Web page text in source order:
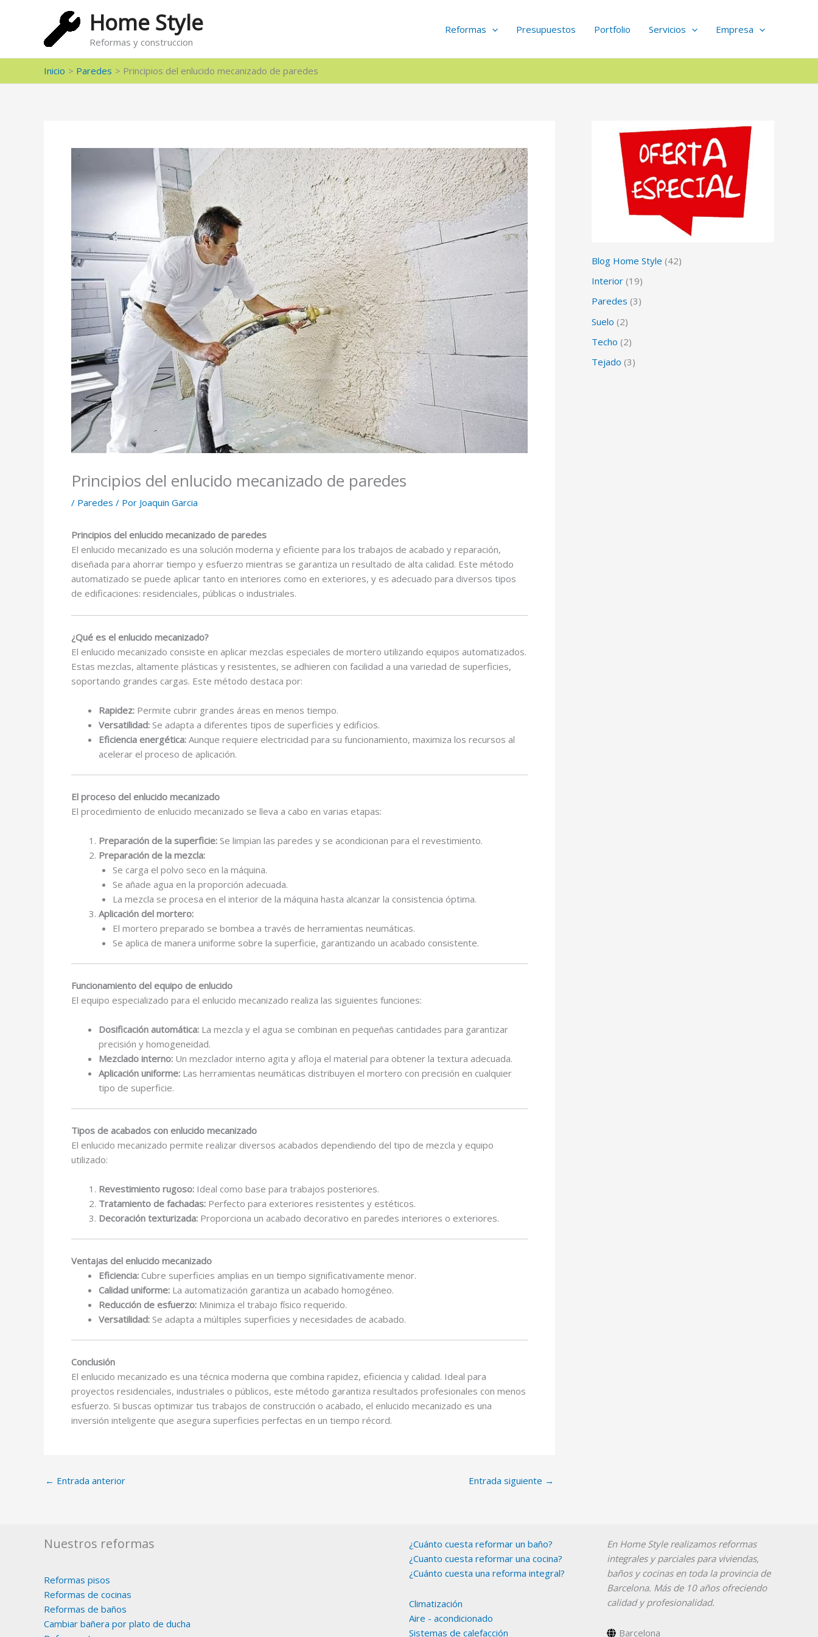
Home Style
Reformas y construccion
Reformas Presupuestos Portfolio Servicios Empresa
Inicio Paredes Principios del enlucido mecanizado de paredes
Principios del enlucido mecanizado de paredes
/ Paredes / Por Joaquin Garcia
Principios del enlucido mecanizado de paredes
El enlucido mecanizado es una solución moderna y eficiente para los trabajos de acabado y reparación,
diseñada para ahorrar tiempo y esfuerzo mientras se garantiza un resultado de alta calidad. Este método
automatizado se puede aplicar tanto en interiores como en exteriores, y es adecuado para diversos tipos
de edificaciones: residenciales, públicas o industriales.
¿Qué es el enlucido mecanizado?
El enlucido mecanizado consiste en aplicar mezclas especiales de mortero utilizando equipos automatizados.
Estas mezclas, altamente plásticas y resistentes, se adhieren con facilidad a una variedad de superficies,
soportando grandes cargas. Este método destaca por:
Rapidez: Permite cubrir grandes áreas en menos tiempo.
Versatilidad: Se adapta a diferentes tipos de superficies y edificios.
Eficiencia energética: Aunque requiere electricidad para su funcionamiento, maximiza los recursos al
acelerar el proceso de aplicación.
El proceso del enlucido mecanizado
El procedimiento de enlucido mecanizado se lleva a cabo en varias etapas:
Preparación de la superficie: Se limpian las paredes y se acondicionan para el revestimiento.
Preparación de la mezcla:
Se carga el polvo seco en la máquina.
Se añade agua en la proporción adecuada.
La mezcla se procesa en el interior de la máquina hasta alcanzar la consistencia óptima.
Aplicación del mortero:
El mortero preparado se bombea a través de herramientas neumáticas.
Se aplica de manera uniforme sobre la superficie, garantizando un acabado consistente.
Funcionamiento del equipo de enlucido
El equipo especializado para el enlucido mecanizado realiza las siguientes funciones:
Dosificación automática: La mezcla y el agua se combinan en pequeñas cantidades para garantizar
precisión y homogeneidad.
Mezclado interno: Un mezclador interno agita y afloja el material para obtener la textura adecuada.
Aplicación uniforme: Las herramientas neumáticas distribuyen el mortero con precisión en cualquier
tipo de superficie.
Tipos de acabados con enlucido mecanizado
El enlucido mecanizado permite realizar diversos acabados dependiendo del tipo de mezcla y equipo
utilizado:
Revestimiento rugoso: Ideal como base para trabajos posteriores.
Tratamiento de fachadas: Perfecto para exteriores resistentes y estéticos.
Decoración texturizada: Proporciona un acabado decorativo en paredes interiores o exteriores.
Ventajas del enlucido mecanizado
Eficiencia: Cubre superficies amplias en un tiempo significativamente menor.
Calidad uniforme: La automatización garantiza un acabado homogéneo.
Reducción de esfuerzo: Minimiza el trabajo físico requerido.
Versatilidad: Se adapta a múltiples superficies y necesidades de acabado.
Conclusión
El enlucido mecanizado es una técnica moderna que combina rapidez, eficiencia y calidad. Ideal para
proyectos residenciales, industriales o públicos, este método garantiza resultados profesionales con menos
esfuerzo. Si buscas optimizar tus trabajos de construcción o acabado, el enlucido mecanizado es una
inversión inteligente que asegura superficies perfectas en un tiempo récord.
← Entrada anterior Entrada siguiente →
Blog Home Style (42)
Interior (19)
Paredes (3)
Suelo (2)
Techo (2)
Tejado (3)
Nuestros reformas
Reformas pisos
Reformas de cocinas
Reformas de baños
Cambiar bañera por plato de ducha
¿Cuánto cuesta reformar un baño?
¿Cuanto cuesta reformar una cocina?
¿Cuánto cuesta una reforma integral?
Climatización
Aire - acondicionado
Sistemas de calefacción
En Home Style realizamos reformas
integrales y parciales para viviendas,
baños y cocinas en toda la provincia de
Barcelona. Más de 10 años ofreciendo
calidad y profesionalidad.
Barcelona
Instagram
YouTube